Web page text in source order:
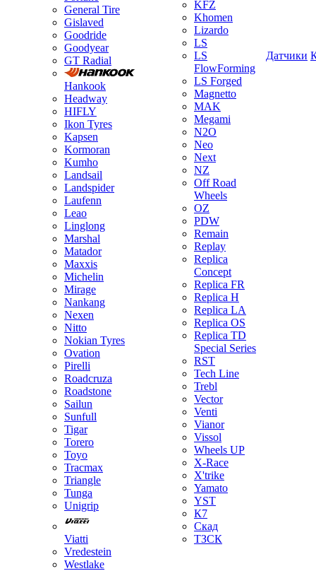
General Tire
Gislaved
Goodride
Goodyear
GT Radial
Hankook
Headway
HIFLY
Ikon Tyres
Kapsen
Kormoran
Kumho
Landsail
Landspider
Laufenn
Leao
Linglong
Marshal
Matador
Maxxis
Michelin
Mirage
Nankang
Nexen
Nitto
Nokian Tyres
Ovation
Pirelli
Roadcruza
Roadstone
Sailun
Sunfull
Tigar
Torero
Toyo
Tracmax
Triangle
Tunga
Unigrip
Viatti
Vredestein
Westlake
KFZ
Khomen
Lizardo
LS
LS
FlowForming
LS Forged
Magnetto
MAK
Megami
N2O
Neo
Next
NZ
Off Road
Wheels
OZ
PDW
Remain
Replay
Replica
Concept
Replica FR
Replica H
Replica LA
Replica OS
Replica TD
Special Series
RST
Tech Line
Trebl
Vector
Venti
Vianor
Vissol
Wheels UP
X-Race
X'trike
Yamato
YST
К7
Скад
ТЗСК
Датчики